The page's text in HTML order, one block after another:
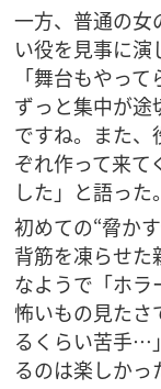
一方、普通の女
い役を見事に
「舞台もやっ
ずっと集中が途
ですね。また
ぞれ作って来て
した」と語った。
初めての“脅か
背筋を凍らせた
なようで「ホラ
怖いもの見たさ
るくらい苦手…
るのは楽しかっ